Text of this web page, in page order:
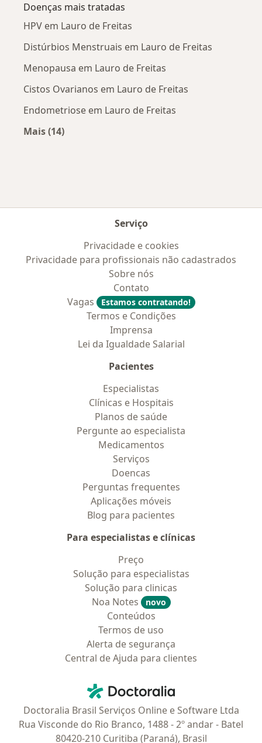
Doenças mais tratadas
HPV em Lauro de Freitas
Distúrbios Menstruais em Lauro de Freitas
Menopausa em Lauro de Freitas
Cistos Ovarianos em Lauro de Freitas
Endometriose em Lauro de Freitas
Mais (14)
Serviço
Privacidade e cookies
Privacidade para profissionais não cadastrados
Sobre nós
Contato
Vagas
Estamos contratando!
Termos e Condições
Imprensa
Lei da Igualdade Salarial
Pacientes
Especialistas
Clínicas e Hospitais
Planos de saúde
Pergunte ao especialista
Medicamentos
Serviços
Doencas
Perguntas frequentes
Aplicações móveis
Blog para pacientes
Para especialistas e clínicas
Preço
Solução para especialistas
Solução para clinicas
Noa Notes
novo
Conteúdos
Termos de uso
Alerta de segurança
Central de Ajuda para clientes
Doctoralia - Homepage
Doctoralia Brasil Serviços Online e Software Ltda
Rua Visconde do Rio Branco, 1488 - 2º andar - Batel
80420-210 Curitiba (Paraná), Brasil